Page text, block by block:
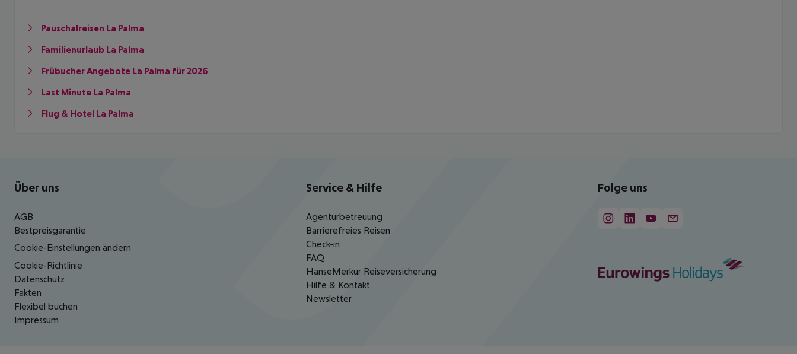
Pauschalreisen La Palma
Familienurlaub La Palma
Frübucher Angebote La Palma für 2026
Last Minute La Palma
Flug & Hotel La Palma
Footer navigation
Über uns
AGB
Bestpreisgarantie
Cookie-Einstellungen ändern
Cookie-Richtlinie
Datenschutz
Fakten
Flexibel buchen
Impressum
Service & Hilfe
Agenturbetreuung
Barrierefreies Reisen
Check-in
FAQ
HanseMerkur Reiseversicherung
Hilfe & Kontakt
Newsletter
Folge uns